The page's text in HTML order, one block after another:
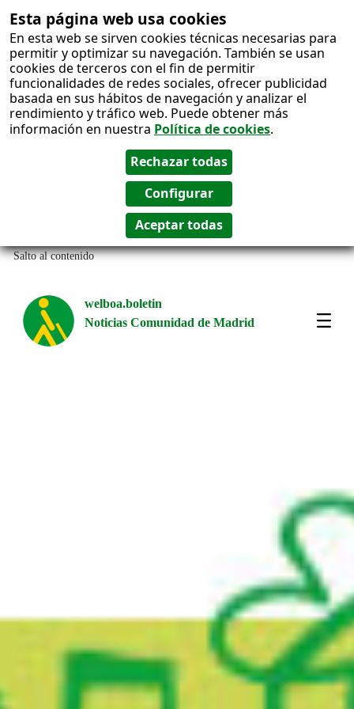
Esta página web usa cookies
En esta web se sirven cookies técnicas necesarias para
permitir y optimizar su navegación. También se usan
cookies de terceros con el fin de permitir
funcionalidades de redes sociales, ofrecer publicidad
basada en sus hábitos de navegación y analizar el
rendimiento y tráfico web. Puede obtener más
información en nuestra Política de cookies.
Salto al contenido
welboa.boletin
Noticias Comunidad de Madrid